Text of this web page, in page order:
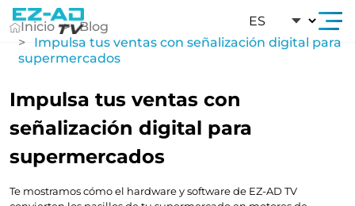
Inicio
Blog
Impulsa tus ventas con señalización digital para
supermercados
Impulsa tus ventas con
señalización digital para
supermercados
Te mostramos cómo el hardware y software de EZ-AD TV